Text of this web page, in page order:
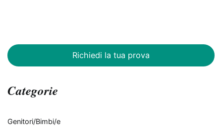
Richiedi la tua prova
Categorie
Genitori/Bimbi/e